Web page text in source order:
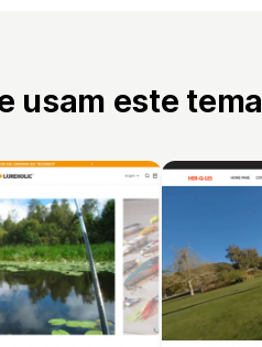
usam este tema